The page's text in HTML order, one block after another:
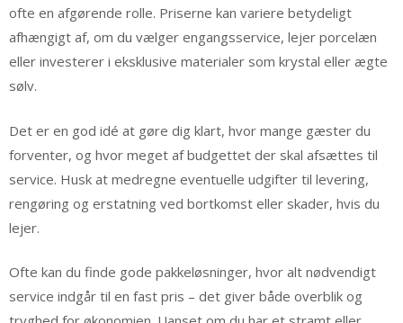
ofte en afgørende rolle. Priserne kan variere betydeligt
afhængigt af, om du vælger engangsservice, lejer porcelæn
eller investerer i eksklusive materialer som krystal eller ægte
sølv.
Det er en god idé at gøre dig klart, hvor mange gæster du
forventer, og hvor meget af budgettet der skal afsættes til
service. Husk at medregne eventuelle udgifter til levering,
rengøring og erstatning ved bortkomst eller skader, hvis du
lejer.
Ofte kan du finde gode pakkeløsninger, hvor alt nødvendigt
service indgår til en fast pris – det giver både overblik og